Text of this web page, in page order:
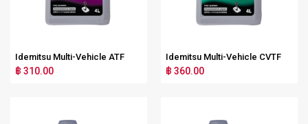
Idemitsu Multi-Vehicle ATF
฿ 310.00
Idemitsu Multi-Vehicle CVTF
฿ 360.00